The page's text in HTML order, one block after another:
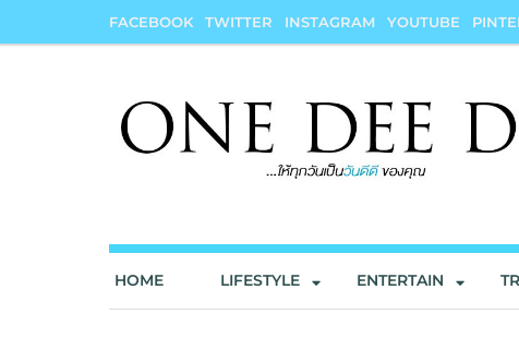
FACEBOOK TWITTER INSTAGRAM YOUTUBE
HOME LIFESTYLE ENTERTAIN